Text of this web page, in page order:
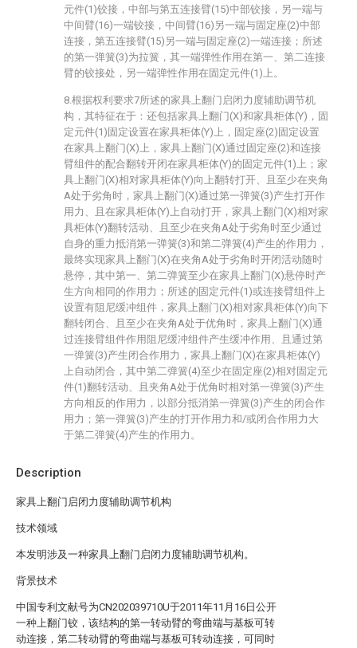
Description
家具上翻门启闭力度辅助调节机构
技术领域
本发明涉及一种家具上翻门启闭力度辅助调节机构。
背景技术
中国专利文献号为CN202039710U于2011年11月16日公开
一种上翻门铰，该结构的第一转动臂的弯曲端与基板可转
动连接，第二转动臂的弯曲端与基板可转动连接，可同时
元件(1)铰接，中部与第五连接臂(15)中部铰接，另一端与
中间臂(16)一端铰接，中间臂(16)另一端与固定座(2)中部
连接，第五连接臂(15)另一端与固定座(2)一端连接；所述
的第一弹簧(3)为拉簧，其一端弹性作用在第一、第二连接
臂的铰接处，另一端弹性作用在固定元件(1)上。
8.根据权利要求7所述的家具上翻门启闭力度辅助调节机
构，其特征在于：还包括家具上翻门(X)和家具柜体(Y)，固
定元件(1)固定设置在家具柜体(Y)上，固定座(2)固定设置
在家具上翻门(X)上，家具上翻门(X)通过固定座(2)和连接
臂组件的配合翻转开闭在家具柜体(Y)的固定元件(1)上；家
具上翻门(X)相对家具柜体(Y)向上翻转打开、且至少在夹角
A处于劣角时，家具上翻门(X)通过第一弹簧(3)产生打开作
用力、且在家具柜体(Y)上自动打开，家具上翻门(X)相对家
具柜体(Y)翻转活动、且至少在夹角A处于劣角时至少通过
自身的重力抵消第一弹簧(3)和第二弹簧(4)产生的作用力，
最终实现家具上翻门(X)在夹角A处于劣角时开闭活动随时
悬停，其中第一、第二弹簧至少在家具上翻门(X)悬停时产
生方向相同的作用力；所述的固定元件(1)或连接臂组件上
设置有阻尼缓冲组件，家具上翻门(X)相对家具柜体(Y)向下
翻转闭合、且至少在夹角A处于优角时，家具上翻门(X)通
过连接臂组件作用阻尼缓冲组件产生缓冲作用、且通过第
一弹簧(3)产生闭合作用力，家具上翻门(X)在家具柜体(Y)
上自动闭合，其中第二弹簧(4)至少在固定座(2)相对固定元
件(1)翻转活动、且夹角A处于优角时相对第一弹簧(3)产生
方向相反的作用力，以部分抵消第一弹簧(3)产生的闭合作
用力；第一弹簧(3)产生的打开作用力和/或闭合作用力大
于第二弹簧(4)产生的作用力。